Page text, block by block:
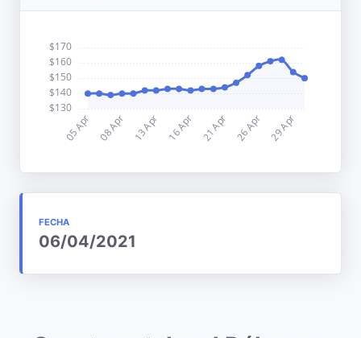
FECHA
06/04/2021